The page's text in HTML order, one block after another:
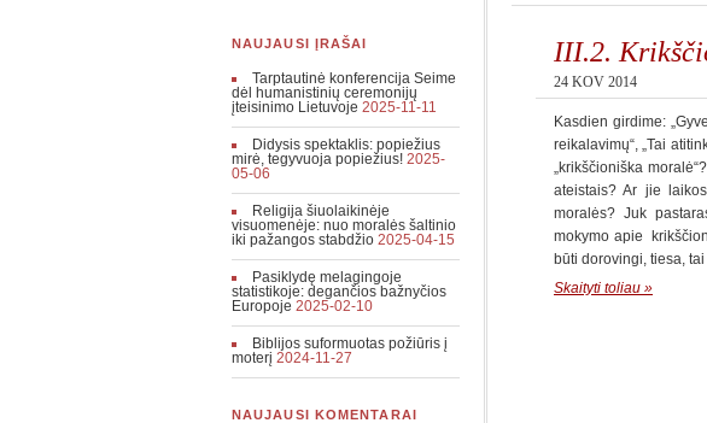
III.2.
24 KOV 2014
Kasdien girdime:
reikalavimų“, „Tai
„krikščioniška
ateistais? Ar jie
moralės? Juk
mokymo apie
būti dorovingi, tiesa,
Skaityti toliau »
NAUJAUSI ĮRAŠAI
Tarptautinė konferencija Seime
dėl humanistinių ceremonijų
įteisinimo Lietuvoje 2025-11-11
Didysis spektaklis: popiežius
mirė, tegyvuoja popiežius! 2025-
05-06
Religija šiuolaikinėje
visuomenėje: nuo moralės šaltinio
iki pažangos stabdžio 2025-04-15
Pasiklydę melagingoje
statistikoje: degančios bažnyčios
Europoje 2025-02-10
Biblijos suformuotas požiūris į
moterį 2024-11-27
NAUJAUSI KOMENTARAI